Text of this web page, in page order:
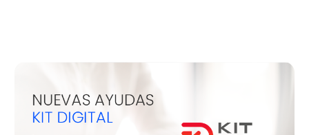
mundo
laboral?